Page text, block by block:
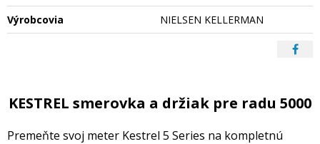
Výrobcovia
NIELSEN KELLERMAN
KESTREL smerovka a držiak pre radu 5000
Premeňte svoj meter Kestrel 5 Series na kompletnú